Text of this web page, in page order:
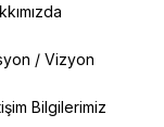
/ Vizyon
Bilgilerimiz